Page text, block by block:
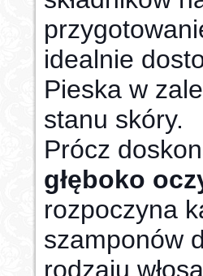
idealnie
Pieska w
stanu skóry.
Prócz
głęboko
rozpoczyna
szamponów
rodzaju